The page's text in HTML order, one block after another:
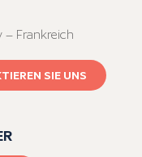
– Frankreich
SIE UNS